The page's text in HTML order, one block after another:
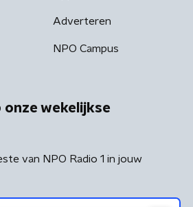
Adverteren
NPO Campus
onze wekelijkse
van NPO Radio 1 in jouw